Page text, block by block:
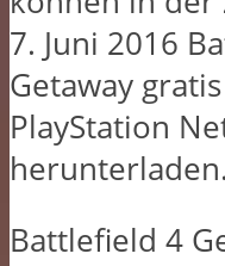
7. Juni 2016
Getaway
PlayStation
herunterladen.
Battlefield 4